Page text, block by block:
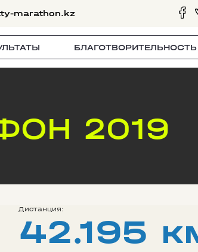
marathon.kz
БЛАГОТВОРИТЕЛЬНОСТЬ
2019
Дистанция:
42.195